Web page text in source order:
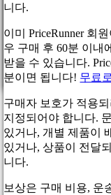
200,000명의
비디오 게
에서 여러
명의 플레
배달을 확인하면 주
다.
계속 뒤에
니다.
이미 PriceRunner 회
우 구매 후 60분 이내
받을 수 있습니다.
분이면 됩니다! 무료
구매자 보호가 적용
지정되어야 합니다.
있거나, 개별 제품이
있거나, 상품이 전달
니다.
보상은 구매 비용, 운